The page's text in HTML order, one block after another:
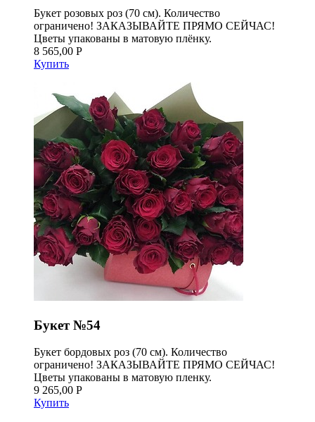
Букет розовых роз (70 см). Количество
ограничено! ЗАКАЗЫВАЙТЕ ПРЯМО СЕЙЧАС!
Цветы упакованы в матовую плёнку.
8 565,00 Р
Купить
Букет №54
Букет бордовых роз (70 см). Количество
ограничено! ЗАКАЗЫВАЙТЕ ПРЯМО СЕЙЧАС!
Цветы упакованы в матовую пленку.
9 265,00 Р
Купить